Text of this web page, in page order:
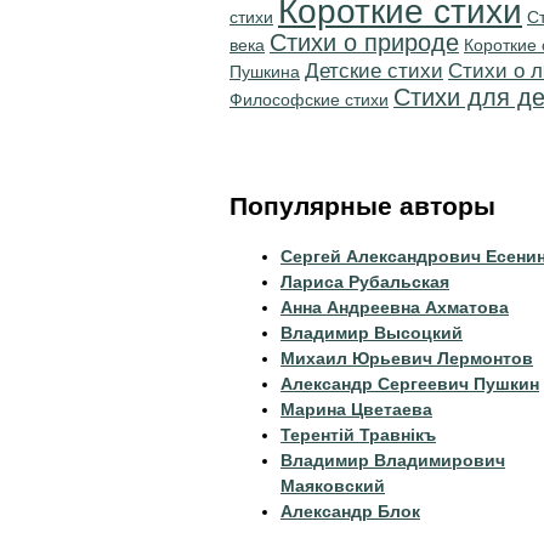
стихи Короткие стихи
века Стихи о природе Короткие
Пушкина Детские стихи Стихи о
Философские стихи Стихи для
Популярные авторы
Сергей Александрович
Лариса Рубальская
Анна Андреевна Ахматова
Владимир Высоцкий
Михаил Юрьевич Лермонтов
Александр Сергеевич Пушкин
Марина Цветаева
Терентiй Травнiкъ
Владимир Владимирович
Маяковский
Александр Блок